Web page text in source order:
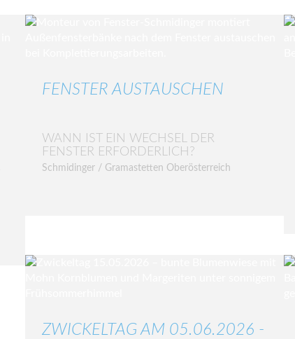
FENSTER AUSTAUSCHEN
WANN IST EIN WECHSEL DER
FENSTER ERFORDERLICH?
Schmidinger / Gramastetten Oberösterreich
ZWICKELTAG AM 05.06.2026 -